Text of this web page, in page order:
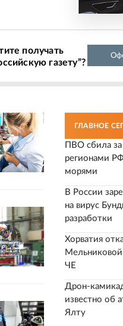
получать
газету”?
ГЛАВНОЕ
ПВО сбила
регионами
морями
В России
на вирус
разработки
Хорватия
Мельниковой
ЧЕ
Дрон-
известно об
Ялту